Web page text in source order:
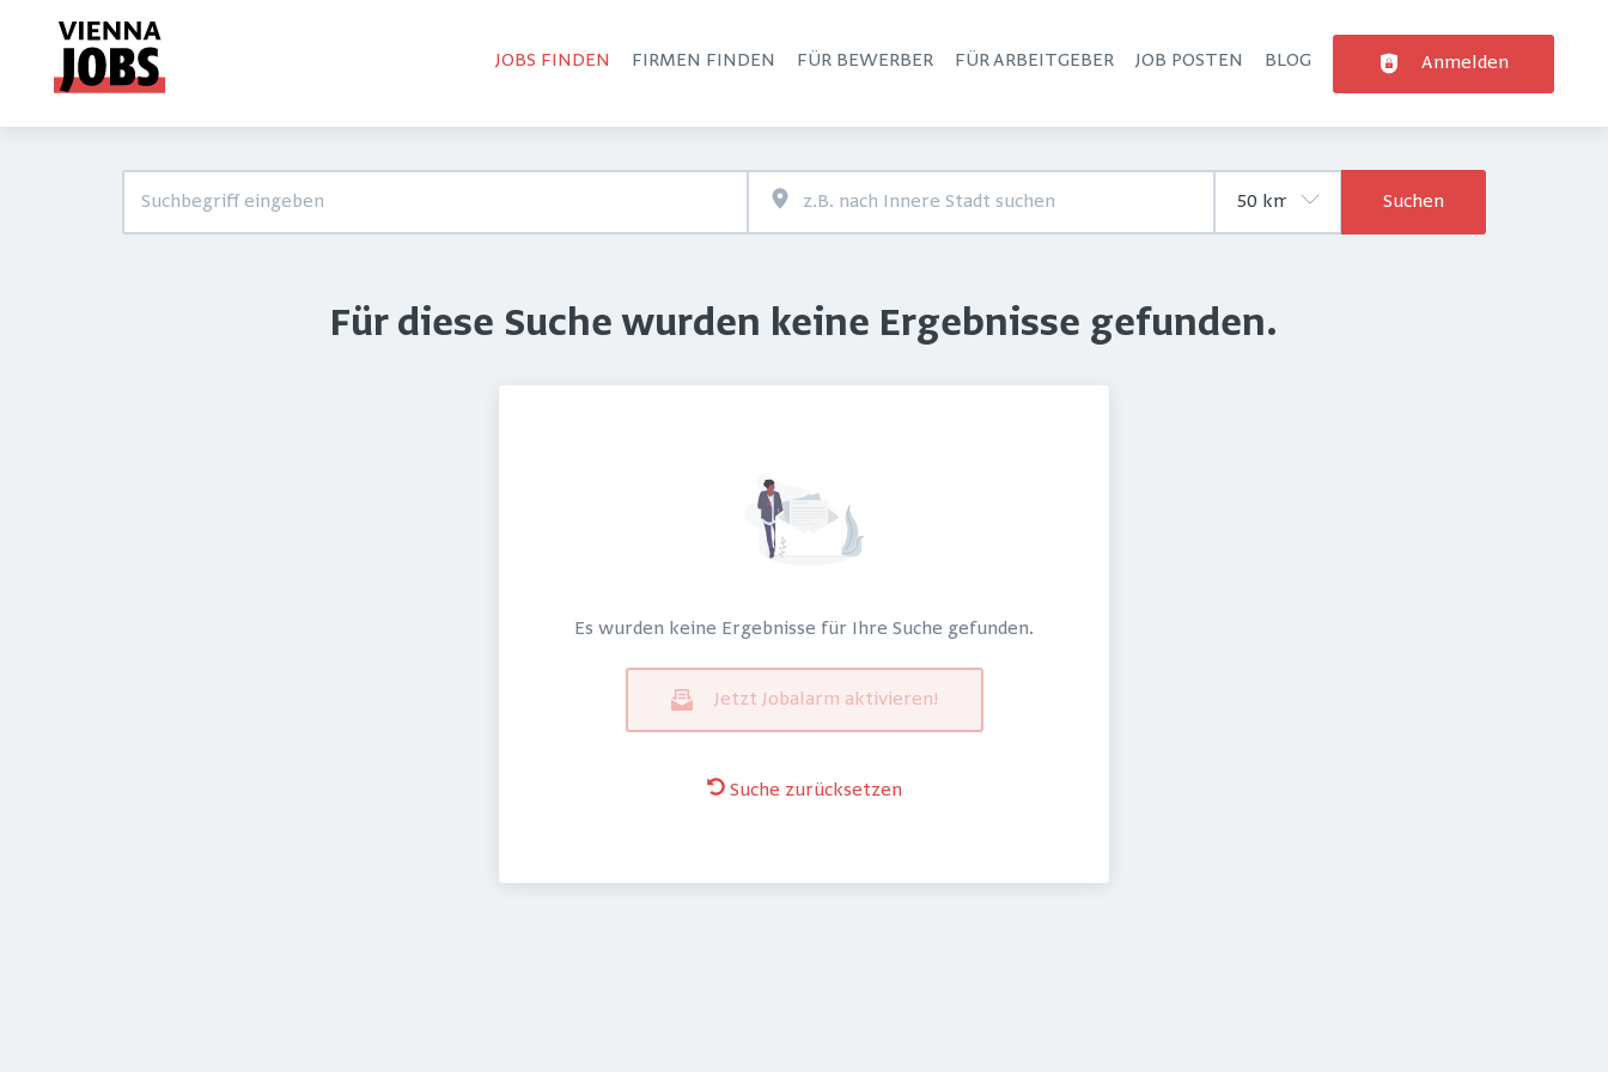
JOBS FINDEN FIRMEN FINDEN FÜR BEWERBER FÜR ARBEITGEBER JOB POSTEN BLOG Anmelden
Suchen
Für diese Suche wurden keine Ergebnisse gefunden.
Es wurden keine Ergebnisse für Ihre Suche gefunden.
Jetzt Jobalarm aktivieren!
Suche zurücksetzen